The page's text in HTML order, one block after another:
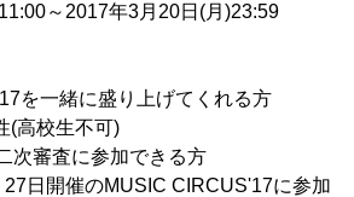
～2017年3月20日(月)23:59
を一緒に盛り上げてくれる方
(高校生不可)
次審査に参加できる方
27日開催のMUSIC CIRCUS'17に参加